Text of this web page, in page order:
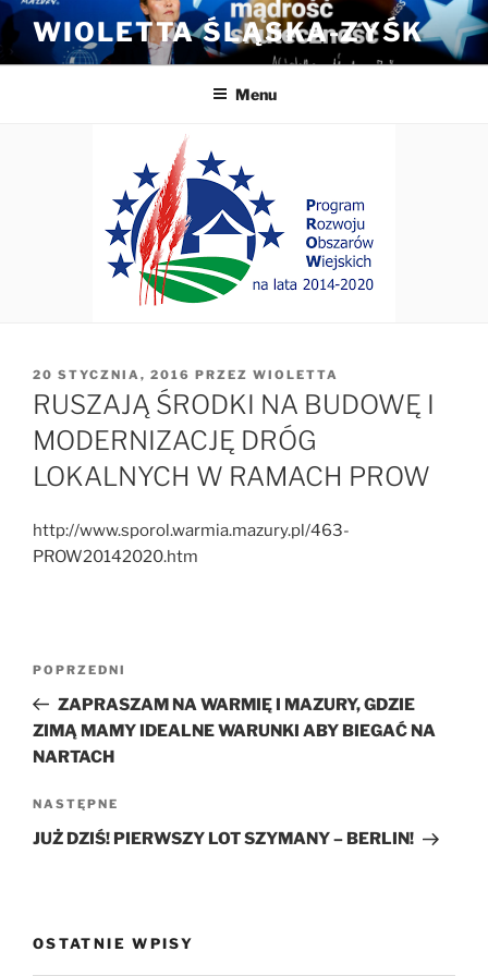
Przejdź
do
treści
WIOLETTA ŚLĄSKA-ZYŚK
Menu
OPUBLIKOWANE
W
20 STYCZNIA, 2016 PRZEZ WIOLETTA
RUSZAJĄ ŚRODKI NA BUDOWĘ I
MODERNIZACJĘ DRÓG
LOKALNYCH W RAMACH PROW
http://www.sporol.warmia.mazury.pl/463-
PROW20142020.htm
Poprzedni
wpis
POPRZEDNI
ZAPRASZAM NA WARMIĘ I MAZURY, GDZIE
ZIMĄ MAMY IDEALNE WARUNKI ABY BIEGAĆ NA
NARTACH
Następny
wpis
NASTĘPNE
JUŻ DZIŚ! PIERWSZY LOT SZYMANY – BERLIN!
OSTATNIE WPISY